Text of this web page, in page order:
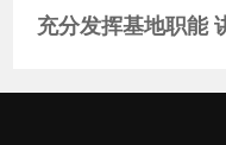
充分发挥基地职能